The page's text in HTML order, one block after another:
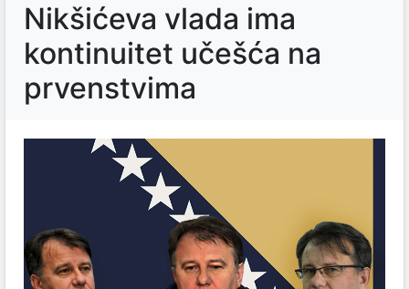
Nikšićeva vlada ima
kontinuitet učešća na
prvenstvima